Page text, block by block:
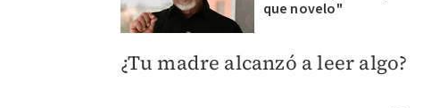
que novelo"
¿Tu madre alcanzó a leer algo?